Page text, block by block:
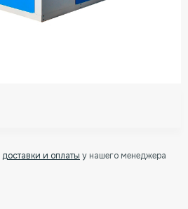
доставки и оплаты у нашего менеджера